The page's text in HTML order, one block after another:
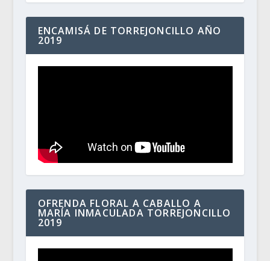
ENCAMISÁ DE TORREJONCILLO AÑO
2019
OFRENDA FLORAL A CABALLO A
MARÍA INMACULADA TORREJONCILLO
2019